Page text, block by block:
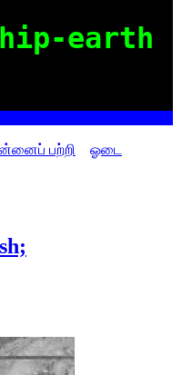
earth
பற்றி ஓடை